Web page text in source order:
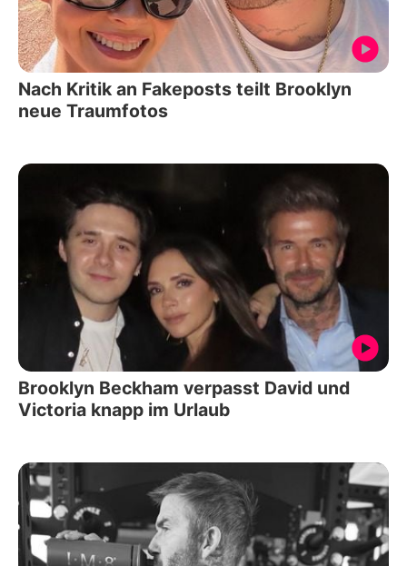
Nach Kritik an Fakeposts teilt Brooklyn
neue Traumfotos
Brooklyn Beckham verpasst David und
Victoria knapp im Urlaub